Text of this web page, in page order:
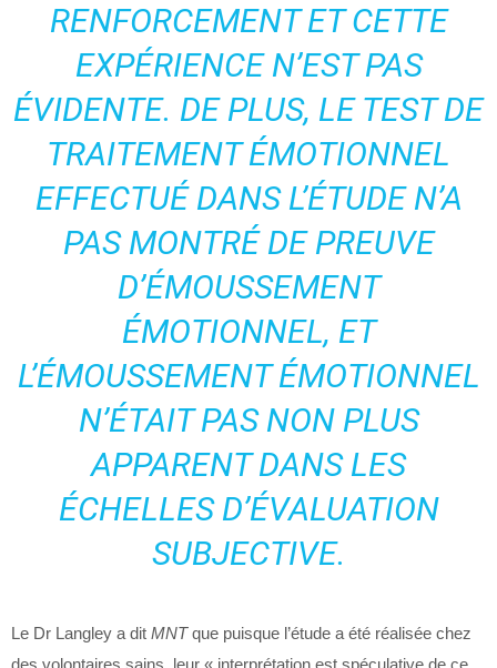
RENFORCEMENT ET CETTE
EXPÉRIENCE N’EST PAS
ÉVIDENTE. DE PLUS, LE TEST DE
TRAITEMENT ÉMOTIONNEL
EFFECTUÉ DANS L’ÉTUDE N’A
PAS MONTRÉ DE PREUVE
D’ÉMOUSSEMENT
ÉMOTIONNEL, ET
L’ÉMOUSSEMENT ÉMOTIONNEL
N’ÉTAIT PAS NON PLUS
APPARENT DANS LES
ÉCHELLES D’ÉVALUATION
SUBJECTIVE.
Le Dr Langley a dit MNTque puisque l’étude a été réalisée chez
des volontaires sains, leur « interprétation est spéculative de ce